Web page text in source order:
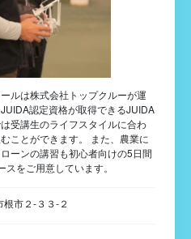
ルは株式会社トップクルーが運
認定資格が取得できるJUIDA
受講生のライフスタイルに合わ
ことができます。 また、農業に
ーンの講習も初心者向けの5日間
をご用意しています。
市２-３３-２